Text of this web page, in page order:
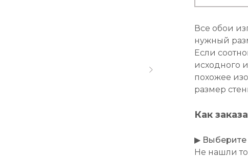
Все обои
нужный
Если
исходного
похожее
размер
Как
▶ Выберите
Не нашли